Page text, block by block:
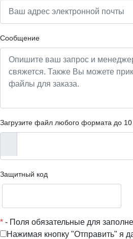
Сообщение
Загрузите файл любого формата до
Защитный код
* - Поля обязательные для
Нажимая кнопку "Отправить" я